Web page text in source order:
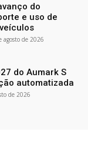
do
e uso de
agosto de 2026
do Aumark S
automatizada
de 2026